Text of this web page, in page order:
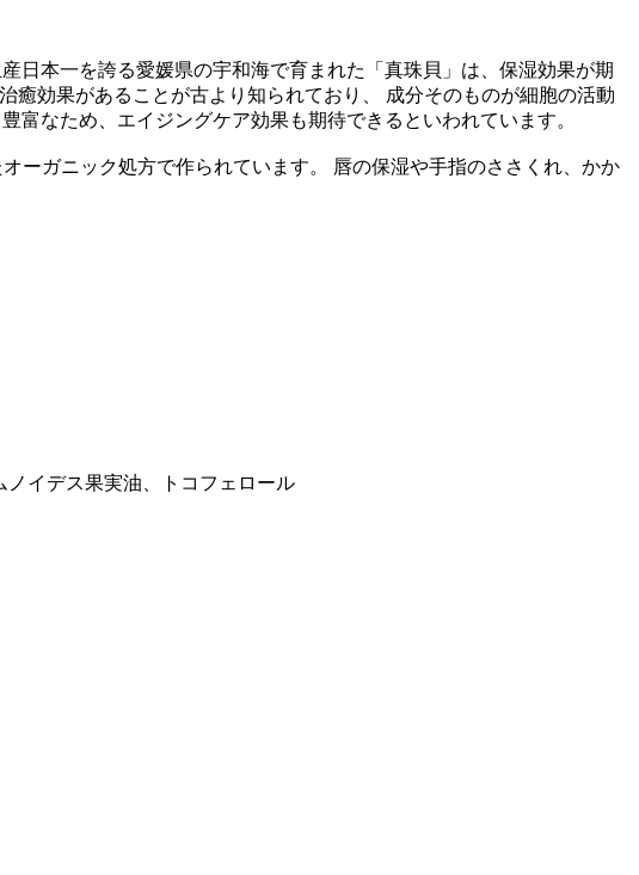
日本一を誇る愛媛県の宇和海で育まれた「真珠貝」は、保湿効果が期
効果があることが古より知られており、 成分そのものが細胞の活動
なため、エイジングケア効果も期待できるといわれています。
ーガニック処方で作られています。 唇の保湿や手指のささくれ、かか
イデス果実油、トコフェロール